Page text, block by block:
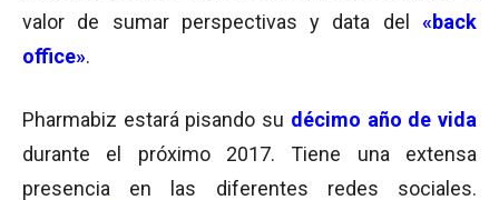
valor de sumar perspectivas y data del «back
office».
Pharmabiz estará pisando su décimo año de vida
durante el próximo 2017. Tiene una extensa
presencia en las diferentes redes sociales.